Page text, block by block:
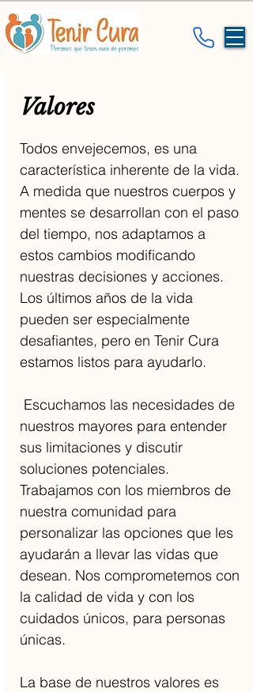
Valores
Todos envejecemos, es una
característica inherente de la vida.
A medida que nuestros cuerpos y
mentes se desarrollan con el paso
del tiempo, nos adaptamos a
estos cambios modificando
nuestras decisiones y acciones.
Los últimos años de la vida
pueden ser especialmente
desafiantes, pero en Tenir Cura
estamos listos para ayudarlo.
Escuchamos las necesidades de
nuestros mayores para entender
sus limitaciones y discutir
soluciones potenciales.
Trabajamos con los miembros de
nuestra comunidad para
personalizar las opciones que les
ayudarán a llevar las vidas que
desean. Nos comprometemos con
la calidad de vida y con los
cuidados únicos, para personas
únicas.
La base de nuestros valores es